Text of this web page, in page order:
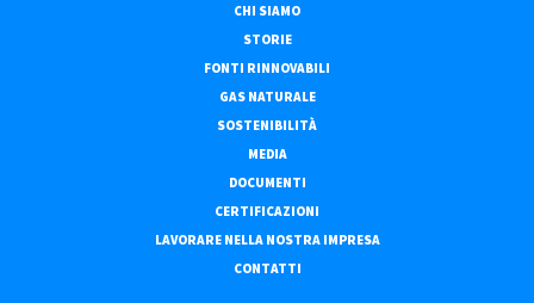
CHI SIAMO
STORIE
FONTI RINNOVABILI
GAS NATURALE
SOSTENIBILITÀ
MEDIA
DOCUMENTI
CERTIFICAZIONI
LAVORARE NELLA NOSTRA IMPRESA
CONTATTI